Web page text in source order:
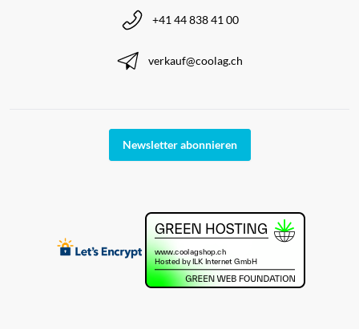
+41 44 838 41 00
verkauf@coolag.ch
Newsletter abonnieren